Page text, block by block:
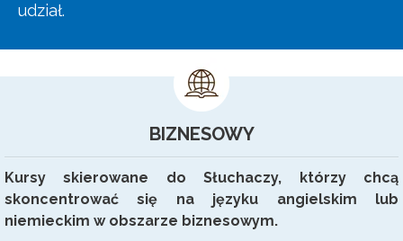
udział.
BIZNESOWY
Kursy skierowane do Słuchaczy, którzy chcą
skoncentrować się na języku angielskim lub
niemieckim w obszarze biznesowym.